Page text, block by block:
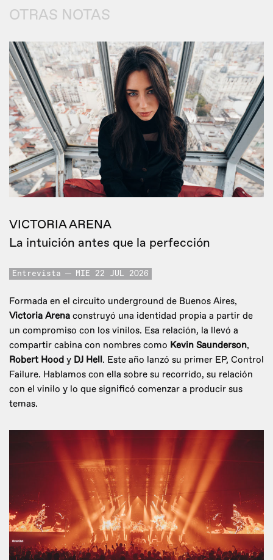
OTRAS NOTAS
VICTORIA ARENA
La intuición antes que la perfección
Entrevista MIE 22 JUL 2026
Formada en el circuito underground de Buenos Aires,
Victoria Arena construyó una identidad propia a partir de
un compromiso con los vinilos. Esa relación, la llevó a
compartir cabina con nombres como Kevin Saunderson,
Robert Hood y DJ Hell. Este año lanzó su primer EP, Control
Failure. Hablamos con ella sobre su recorrido, su relación
con el vinilo y lo que significó comenzar a producir sus
temas.